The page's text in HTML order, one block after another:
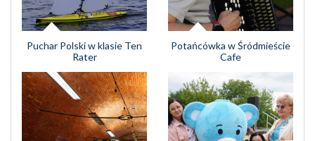
Puchar Polski w klasie Ten
Rater
Potańcówka w Śródmieście
Cafe